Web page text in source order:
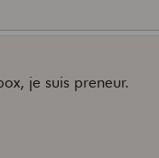
je suis preneur.